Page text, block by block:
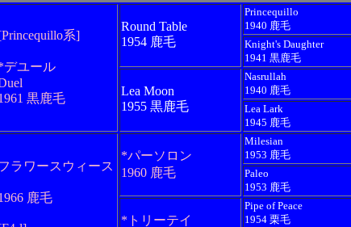
系]
デユール
黒鹿毛
Round Table
1954 鹿毛
Princequillo
1940 鹿毛
Knight's Daughter
1941 黒鹿毛
Lea Moon
1955 黒鹿毛
Nasrullah
1940 鹿毛
Lea Lark
1945 鹿毛
ラワースウィース
鹿毛
*パーソロン
1960 鹿毛
Milesian
1953 鹿毛
Paleo
1953 鹿毛
*トリーテイ
Pipe of Peace
1954 栗毛